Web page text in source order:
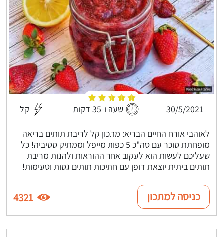
30/5/2021 שעה ו-35 דקות קל
לאוהבי אורח החיים הבריא: מתכון קל לריבת תותים בריאה
מופחתת סוכר עם סה"כ 5 כפות מייפל וממתיק סטיביה! כל
שעליכם לעשות הוא לעקוב אחר ההוראות ולהנות מריבת
תותים ביתית יוצאת דופן עם חתיכות תותים גסות וטעימות!
כניסה למתכון 4321